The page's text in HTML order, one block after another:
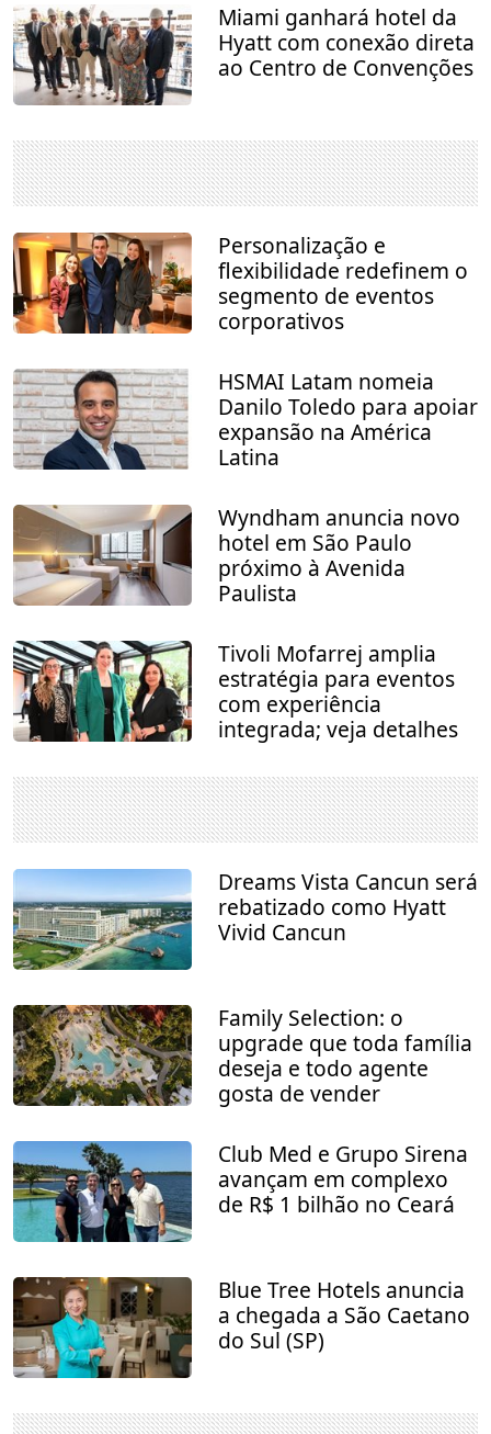
Miami ganhará hotel da
Hyatt com conexão direta
ao Centro de Convenções
Personalização e
flexibilidade redefinem o
segmento de eventos
corporativos
HSMAI Latam nomeia
Danilo Toledo para apoiar
expansão na América
Latina
Wyndham anuncia novo
hotel em São Paulo
próximo à Avenida
Paulista
Tivoli Mofarrej amplia
estratégia para eventos
com experiência
integrada; veja detalhes
Dreams Vista Cancun será
rebatizado como Hyatt
Vivid Cancun
Family Selection: o
upgrade que toda família
deseja e todo agente
gosta de vender
Club Med e Grupo Sirena
avançam em complexo
de R$ 1 bilhão no Ceará
Blue Tree Hotels anuncia
a chegada a São Caetano
do Sul (SP)